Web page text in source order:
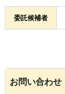
委託候補者
お問い合わせ